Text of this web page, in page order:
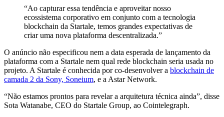
“Ao capturar essa tendência e aproveitar nosso
ecossistema corporativo em conjunto com a tecnologia
blockchain da Startale, temos grandes expectativas de
criar uma nova plataforma descentralizada.”
O anúncio não especificou nem a data esperada de lançamento da
plataforma com a Startale nem qual rede blockchain seria usada no
projeto. A Startale é conhecida por co-desenvolver a blockchain de
camada 2 da Sony, Soneium, e a Astar Network.
“Não estamos prontos para revelar a arquitetura técnica ainda”, disse
Sota Watanabe, CEO do Startale Group, ao Cointelegraph.